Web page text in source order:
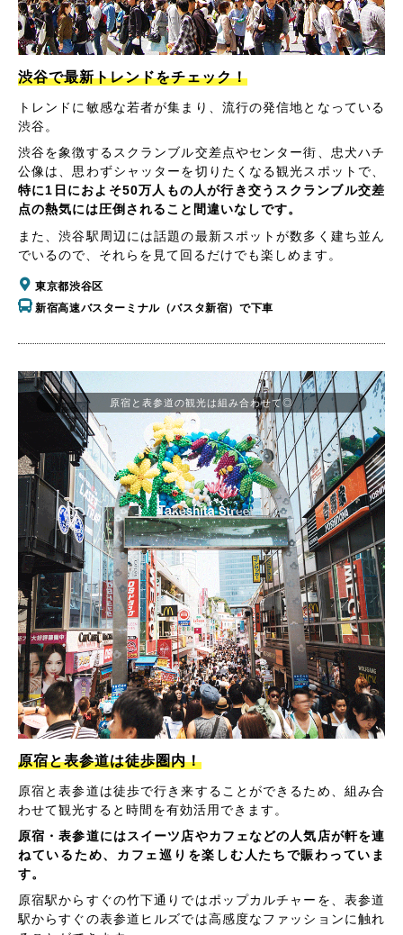
渋谷で最新トレンドをチェック！
トレンドに敏感な若者が集まり、流行の発信地となっている
渋谷。
渋谷を象徴するスクランブル交差点やセンター街、忠犬ハチ
公像は、思わずシャッターを切りたくなる観光スポットで、
特に1日におよそ50万人もの人が行き交うスクランブル交差
点の熱気には圧倒されること間違いなしです。
また、渋谷駅周辺には話題の最新スポットが数多く建ち並ん
でいるので、それらを見て回るだけでも楽しめます。
東京都渋谷区
新宿高速バスターミナル（バスタ新宿）で下車
原宿と表参道は徒歩圏内！
原宿と表参道は徒歩で行き来することができるため、組み合
わせて観光すると時間を有効活用できます。
原宿・表参道にはスイーツ店やカフェなどの人気店が軒を連
ねているため、カフェ巡りを楽しむ人たちで賑わっていま
す。
原宿駅からすぐの竹下通りではポップカルチャーを、表参道
駅からすぐの表参道ヒルズでは高感度なファッションに触れ
原宿と表参道の観光は組み合わせて◎